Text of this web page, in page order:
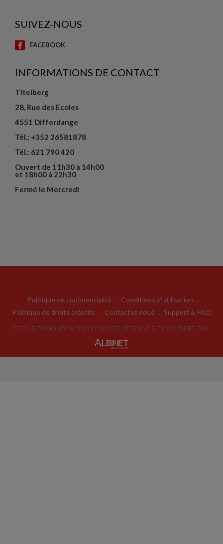
SUIVEZ-NOUS
FACEBOOK
INFORMATIONS DE CONTACT
Titelberg
28, Rue des Ecoles
4551 Differdange
Tél.: +352 26581878
Tél.: 621 790 420
Ouvert de 11h30 à 14h00
et 18h00 à 22h30
Fermé le Mercredi
Politique de confidentialité . Conditions d'utilisation .
Politique de droits créatifs . Contactez nous . Support & FAQ
TITELBERG© 2026 TOUS DROITS RÉSERVÉS DÉVELOPPÉ PAR: